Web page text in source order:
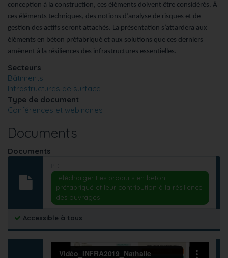
conception à la construction, ces éléments doivent être considérés. À
ces éléments techniques, des notions d’analyse de risques et de
gestion des actifs seront attachés. La présentation s’attardera aux
éléments en béton préfabriqué et aux solutions que ces derniers
amènent à la résiliences des infrastructures essentielles.
Secteurs
Bâtiments
Infrastructures de surface
Type de document
Conférences et webinaires
Documents
Documents
Télécharger Les produits en béton
préfabriqué et leur contribution à la résilience
des ouvrages
Accessible à tous